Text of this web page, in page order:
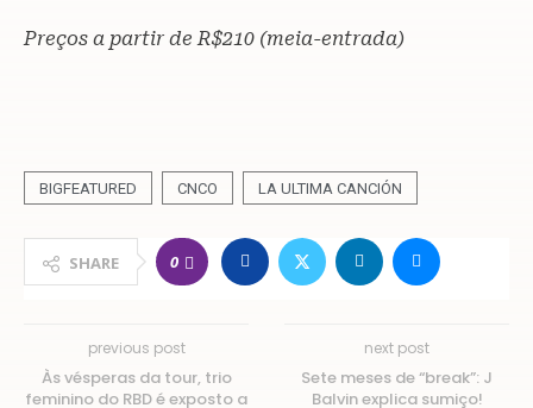
Preços a partir de R$210 (meia-entrada)
BIGFEATURED CNCO LA ULTIMA CANCIÓN
SHARE 0
previous post
Às vésperas da tour, trio
feminino do RBD é exposto a
next post
Sete meses de “break”: J
Balvin explica sumiço!